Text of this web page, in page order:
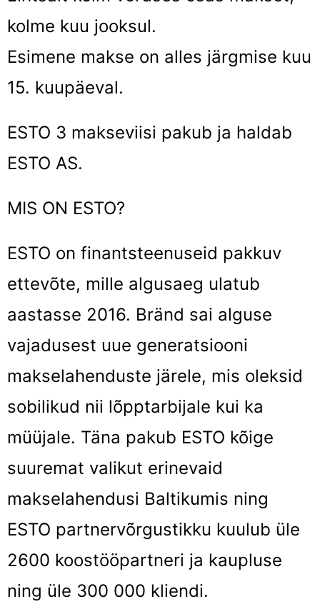
kolme kuu jooksul.
Esimene makse on alles järgmise kuu
15. kuupäeval.
ESTO 3 makseviisi pakub ja haldab
ESTO AS.
MIS ON ESTO?
ESTO on finantsteenuseid pakkuv
ettevõte, mille algusaeg ulatub
aastasse 2016. Bränd sai alguse
vajadusest uue generatsiooni
makselahenduste järele, mis oleksid
sobilikud nii lõpptarbijale kui ka
müüjale. Täna pakub ESTO kõige
suuremat valikut erinevaid
makselahendusi Baltikumis ning
ESTO partnervõrgustikku kuulub üle
2600 koostööpartneri ja kaupluse
ning üle 300 000 kliendi.